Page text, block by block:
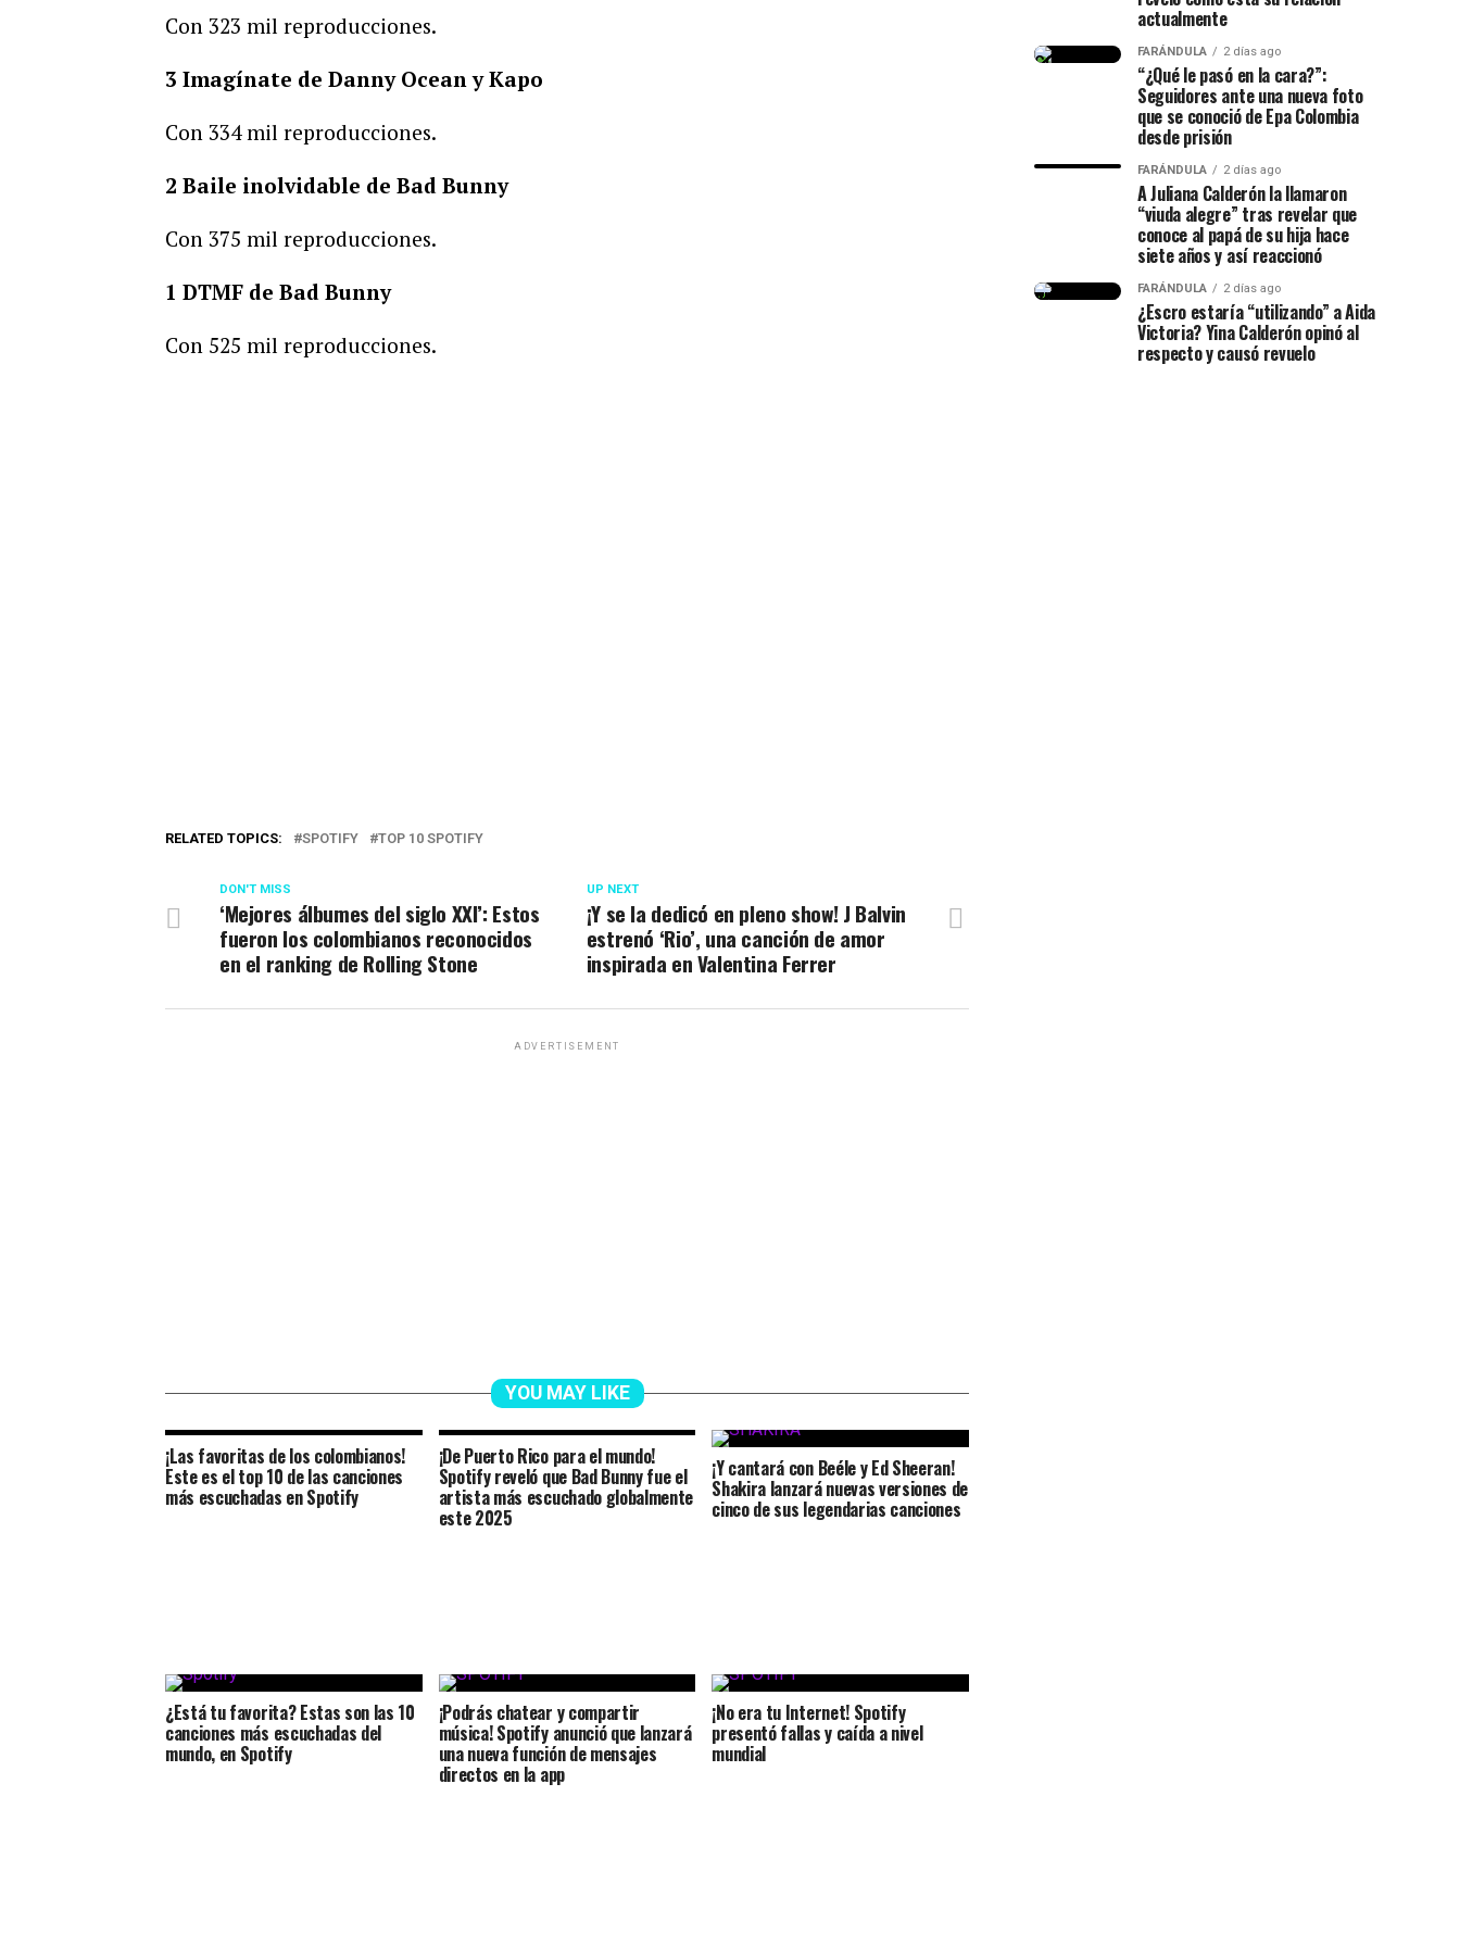
Con 323 mil reproducciones.
3 Imagínate de Danny Ocean y Kapo
Con 334 mil reproducciones.
2 Baile inolvidable de Bad Bunny
Con 375 mil reproducciones.
1 DTMF de Bad Bunny
Con 525 mil reproducciones.
RELATED TOPICS: SPOTIFY TOP 10 SPOTIFY
UP NEXT
¡Y se la dedicó en pleno show! J Balvin
estrenó ‘Rio’, una canción de amor
inspirada en Valentina Ferrer
DON'T MISS
‘Mejores álbumes del siglo XXI’: Estos
fueron los colombianos reconocidos
en el ranking de Rolling Stone
ADVERTISEMENT
YOU MAY LIKE
¡Las favoritas de los colombianos!
Este es el top 10 de las canciones
más escuchadas en Spotify
¡De Puerto Rico para el mundo!
Spotify reveló que Bad Bunny fue el
artista más escuchado globalmente
este 2025
¡Y cantará con Beéle y Ed Sheeran!
Shakira lanzará nuevas versiones de
cinco de sus legendarias canciones
¿Está tu favorita? Estas son las 10
canciones más escuchadas del
mundo, en Spotify
¡Podrás chatear y compartir
música! Spotify anunció que lanzará
una nueva función de mensajes
directos en la app
¡No era tu Internet! Spotify
presentó fallas y caída a nivel
mundial
actualmente
FARÁNDULA 2 días ago
“¿Qué le pasó en la cara?”:
Seguidores ante una nueva foto
que se conoció de Epa Colombia
desde prisión
FARÁNDULA 2 días ago
A Juliana Calderón la llamaron
“viuda alegre” tras revelar que
conoce al papá de su hija hace
siete años y así reaccionó
FARÁNDULA 2 días ago
¿Escro estaría “utilizando” a Aida
Victoria? Yina Calderón opinó al
respecto y causó revuelo